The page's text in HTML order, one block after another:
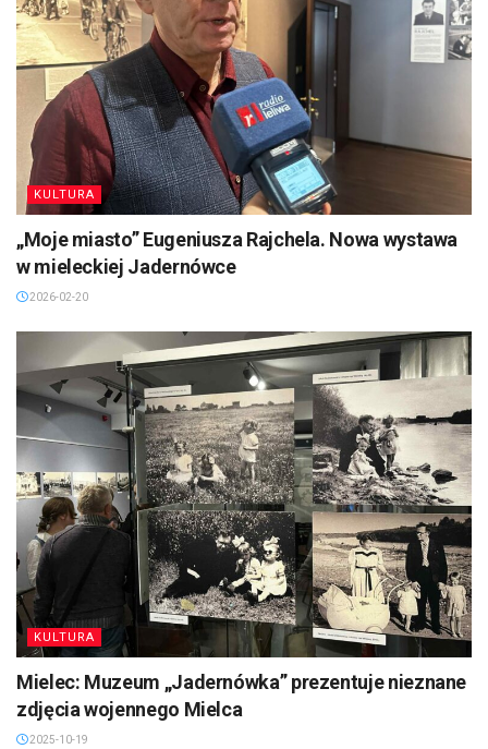
KULTURA
„Moje miasto” Eugeniusza Rajchela. Nowa wystawa
w mieleckiej Jadernówce
2026-02-20
KULTURA
Mielec: Muzeum „Jadernówka” prezentuje nieznane
zdjęcia wojennego Mielca
2025-10-19